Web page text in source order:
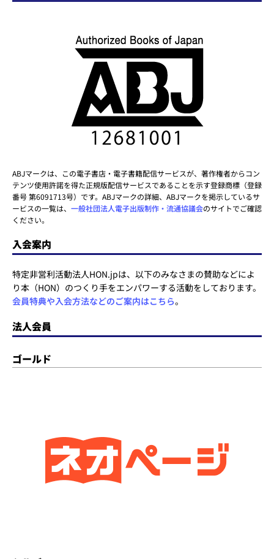
ABJマークは、この電子書店・電子書籍配信サービスが、著作権者からコン
テンツ使用許諾を得た正規版配信サービスであることを示す登録商標（登録
番号 第6091713号）です。ABJマークの詳細、ABJマークを掲示しているサ
ービスの一覧は、 一般社団法人電子出版制作・流通協議会のサイトでご確認
ください。
入会案内
特定非営利活動法人HON.jpは、以下のみなさまの賛助などによ
り本（HON）のつくり手をエンパワーする活動をしております。
会員特典や入会方法などのご案内はこちら。
法人会員
ゴールド